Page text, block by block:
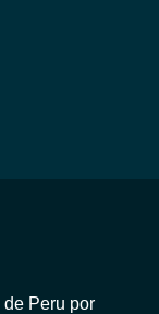
de Peru por